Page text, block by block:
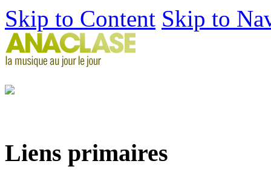
Skip to Content Skip to
Liens primaires